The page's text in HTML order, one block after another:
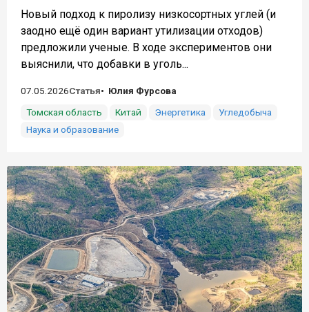
Новый подход к пиролизу низкосортных углей (и
заодно ещё один вариант утилизации отходов)
предложили ученые. В ходе экспериментов они
выяснили, что добавки в уголь...
07.05.2026Статья
Юлия Фурсова
Томская область
Китай Энергетика
Угледобыча
Наука и образование